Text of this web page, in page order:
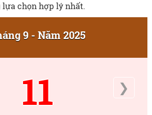
chọn hợp lý nhất.
9 - Năm 2025
11 ❯